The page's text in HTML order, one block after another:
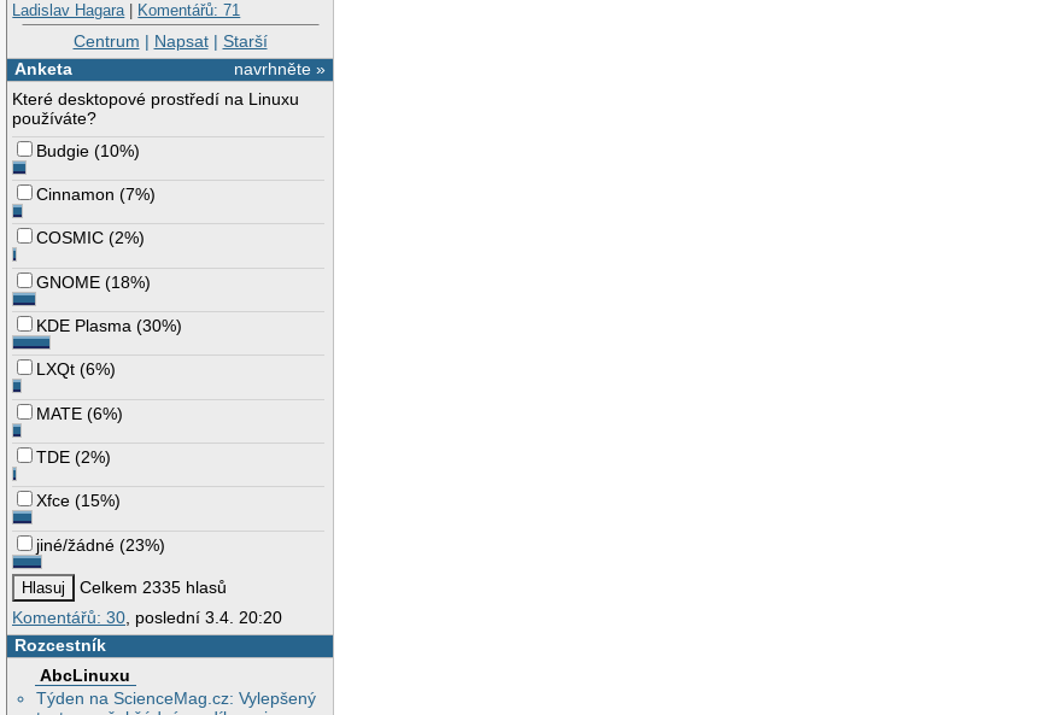
Ladislav Hagara | Komentářů: 71
Centrum | Napsat| Starší
navrhněte »
Anketa
Které desktopové prostředí na Linuxu
používáte?
Budgie (10%)
Cinnamon (7%)
COSMIC (2%)
GNOME (18%)
KDE Plasma (30%)
LXQt (6%)
MATE (6%)
TDE (2%)
Xfce (15%)
jiné/žádné (23%)
Celkem 2335 hlasů
Komentářů: 30, poslední 3.4. 20:20
Rozcestník
AbcLinuxu
Týden na ScienceMag.cz: Vylepšený